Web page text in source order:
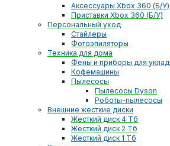
Аксессуары Xbox 360 (Б/У)
Приставки Xbox 360 (Б/У)
Персональный уход
Стайлеры
Фотоэпиляторы
Техника для дома
Фены и приборы для
Кофемашины
Пылесосы
Пылесосы Dyson
Роботы-пылесосы
Внешние жесткие диски
Жесткий диск 4 Тб
Жесткий диск 2 Тб
Жесткий диск 1 Тб